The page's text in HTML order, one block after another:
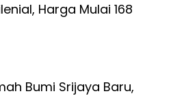
Bumi Srijaya Baru,